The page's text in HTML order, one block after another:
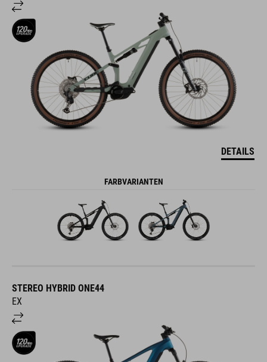
DETAILS
FARBVARIANTEN
STEREO HYBRID ONE44
EX